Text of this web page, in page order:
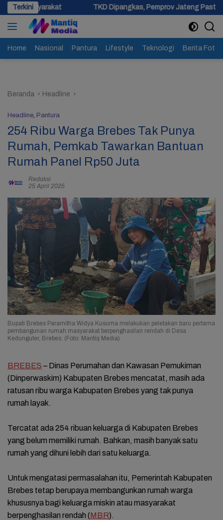
Langsung
ke
konten
TerkiniTKD Dipangkas, Pemprov Jateng Pastikan Tak Ada Kendala
Home Nasional Pantura Lifestyle Teknologi Berita Foto
Beranda Headline
Headline, Pantura
254 Ribu Warga Brebes Tak Punya
Rumah, Pemkab Tawarkan Bantuan
Rumah Panel Rp50 Juta
Redaksi
25 April 2025
Bupati Brebes Paramitha Widya Kusuma melakukan peletakan baru pertama
pembangunan rumah masyarakat berpenghasilan rendah di Desa
Kedunguter, Brebes. (Foto: Mantiq Media)
BREBES – Dinas Perumahan dan Kawasan Pemukiman
(Dinperwaskim) Kabupaten Brebes mencatat, masih ada
ratusan ribu warga Kabupaten Brebes yang tak punya
rumah layak.
Tercatat ada 254 ribuan keluarga di Kabupaten Brebes
yang belum memiliki rumah. Bahkan, masih banyak satu
rumah yang dihuni lebih dari satu keluarga.
Untuk mengatasi permasalahan itu, Pemerintah Kabupaten
Brebes tetap berupaya membangunkan rumah warga
khususnya bagi keluarga miskin atau masyarakat
berpenghasilan rendah (MBR).